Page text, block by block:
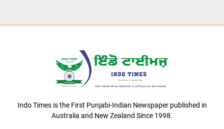
Indo Times is the First Punjabi-Indian Newspaper published in
Australia and New Zealand Since 1998.